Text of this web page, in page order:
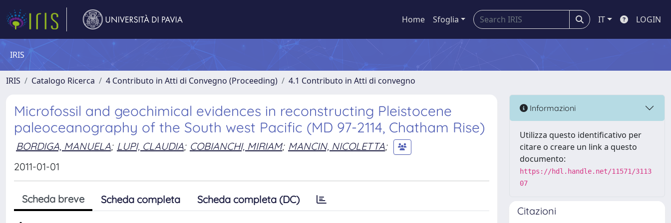
Home Sfoglia IT LOGIN
IRIS
IRIS Catalogo Ricerca 4 Contributo in Atti di Convegno (Proceeding) 4.1 Contributo in Atti di convegno
Microfossil and geochimical evidences in reconstructing Pleistocene
paleoceanography of the South west Pacific (MD 97-2114, Chatham Rise)
BORDIGA, MANUELA; LUPI, CLAUDIA; COBIANCHI, MIRIAM; MANCIN, NICOLETTA;
2011-01-01
Scheda breve Scheda completa Scheda completa (DC)
Informazioni
Utilizza questo identificativo per
citare o creare un link a questo
documento:
https://hdl.handle.net/11571/3113
07
Citazioni